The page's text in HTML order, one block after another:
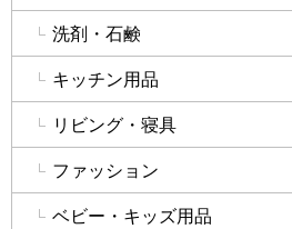
洗剤・石鹸
キッチン用品
リビング・寝具
ファッション
ベビー・キッズ用品